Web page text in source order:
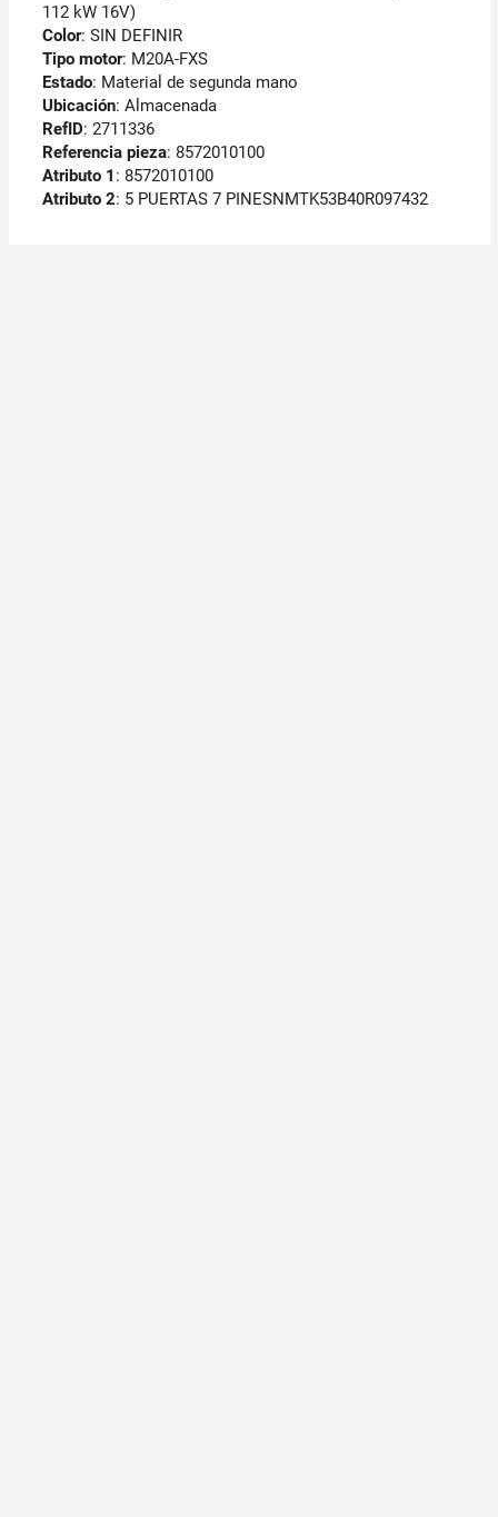
112 kW 16V)
Color: SIN DEFINIR
Tipo motor: M20A-FXS
Estado: Material de segunda mano
Ubicación: Almacenada
RefID: 2711336
Referencia pieza: 8572010100
Atributo 1 : 8572010100
Atributo 2: 5 PUERTAS 7 PINESNMTK53B40R097432